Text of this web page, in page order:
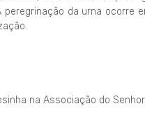
da urna ocorre
na Associação do